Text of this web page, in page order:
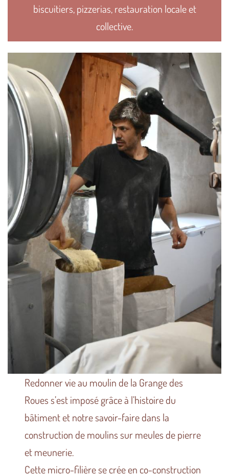
biscuitiers, pizzerias, restauration locale et
collective.
Redonner vie au moulin de la Grange des
Roues s’est imposé grâce à l’histoire du
bâtiment et notre savoir-faire dans la
construction de moulins sur meules de pierre
et meunerie.
Cette micro-filière se crée en co-construction